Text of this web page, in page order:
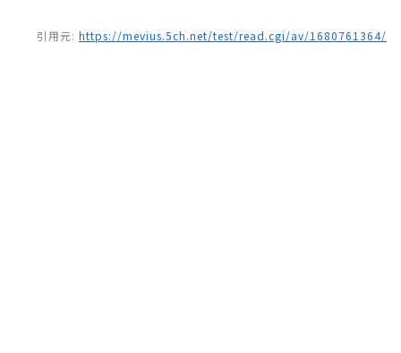
引用元: https://mevius.5ch.net/test/read.cgi/av/1680761364/